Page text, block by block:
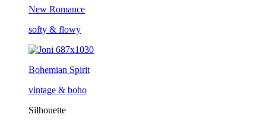
New Romance
softy & flowy
Bohemian Spirit
vintage & boho
Silhouette